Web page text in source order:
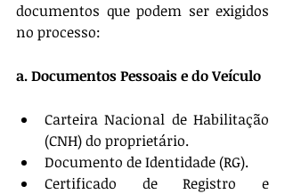
documentos que podem ser exigidos
no processo:
a. Documentos Pessoais e do Veículo
Carteira Nacional de Habilitação
(CNH) do proprietário.
Documento de Identidade (RG).
Certificado de Registro e